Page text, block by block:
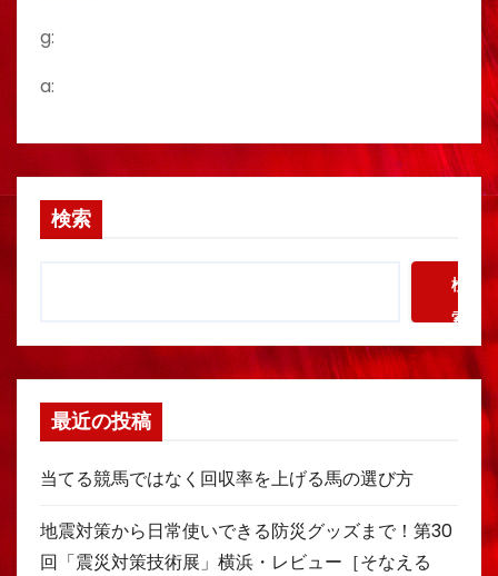
g:
a:
検索
検
索
最近の投稿
当てる競馬ではなく回収率を上げる馬の選び方
地震対策から日常使いできる防災グッズまで！第30
回「震災対策技術展」横浜・レビュー［そなえる